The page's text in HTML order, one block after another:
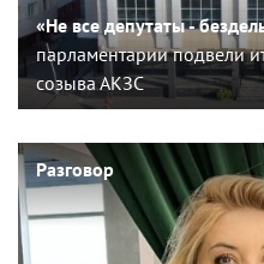
«Не все депутаты -
парламентарии подвели
созыва АКЗС
Разговор